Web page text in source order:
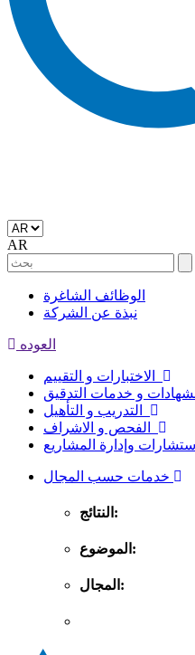
AR
الوظائف الشاغرة
نبذة عن الشركة
العوده
النتائج:
الموضوع:
المجال: